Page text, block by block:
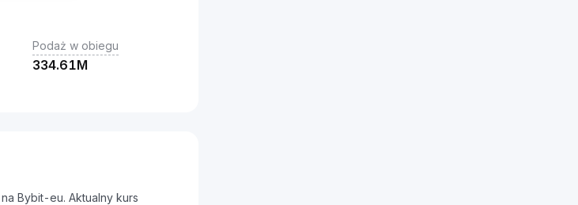
Podaż w obiegu
334.61M
Bybit-eu. Aktualny kurs